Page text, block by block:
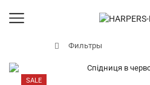
Фильтры
SALE